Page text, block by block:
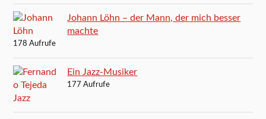
Johann Löhn – der Mann, der mich besser
machte
178 Aufrufe
Ein Jazz-Musiker
177 Aufrufe